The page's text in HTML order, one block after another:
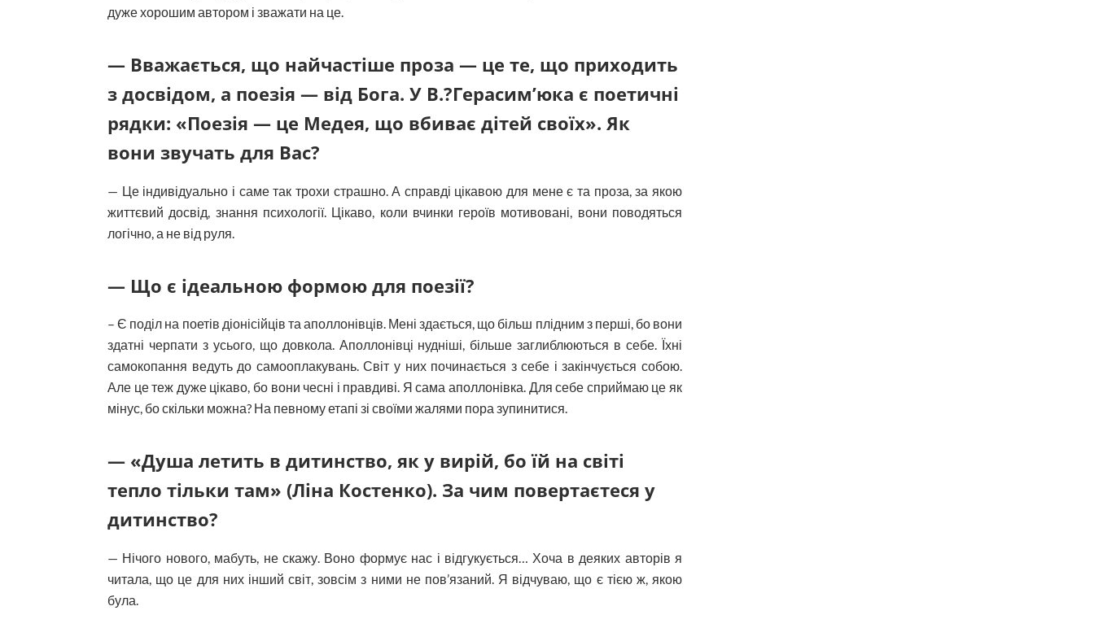
дуже хорошим автором і зважати на це.
— Вважається, що найчастіше проза — це те, що приходить
з досвідом, а поезія — від Бога. У В.?Герасим’юка є поетичні
рядки: «Поезія — це Медея, що вбиває дітей своїх». Як
вони звучать для Вас?
— Це індивідуально і саме так трохи страшно. А справді цікавою для мене є та проза, за якою
життєвий досвід, знання психології. Цікаво, коли вчинки героїв мотивовані, вони поводяться
логічно, а не від руля.
— Що є ідеальною формою для поезії?
– Є поділ на поетів діонісійців та аполлонівців. Мені здається, що більш плідним з перші, бо вони
здатні черпати з усього, що довкола. Аполлонівці нудніші, більше заглиблюються в себе. Їхні
самокопання ведуть до самооплакувань. Світ у них починається з себе і закінчується собою.
Але це теж дуже цікаво, бо вони чесні і правдиві. Я сама аполлонівка. Для себе сприймаю це як
мінус, бо скільки можна? На певному етапі зі своїми жалями пора зупинитися.
— «Душа летить в дитинство, як у вирій, бо їй на світі
тепло тільки там» (Ліна Костенко). За чим повертаєтеся у
дитинство?
— Нічого нового, мабуть, не скажу. Воно формує нас і відгукується… Хоча в деяких авторів я
читала, що це для них інший світ, зовсім з ними не пов’язаний. Я відчуваю, що є тією ж, якою
була.